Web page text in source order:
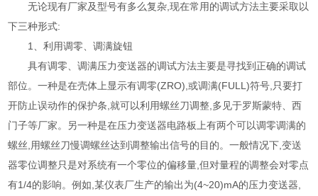
无论现有厂家及型号有多么复杂,现在常用的调试方法主要采取以
下三种形式:
1、利用调零、调满旋钮
具有调零、调满压力变送器的调试方法主要是寻找到正确的调试
部位。一种是在壳体上显示有调零(ZRO),或调满(FULL)符号,只要打
开防止误动作的保护条,就可以利用螺丝刀调整,多见于罗斯蒙特、西
门子等厂家。另一种是在压力变送器电路板上有两个可以调零调满的
螺丝,用螺丝刀慢调螺丝达到调整输出信号的目的。一般情况下,变送
器零位调整只是对系统有一个零位的偏移量,但对量程的调整会对零点
有1/4的影响。例如,某仪表厂生产的输出为(4~20)mA的压力变送器,